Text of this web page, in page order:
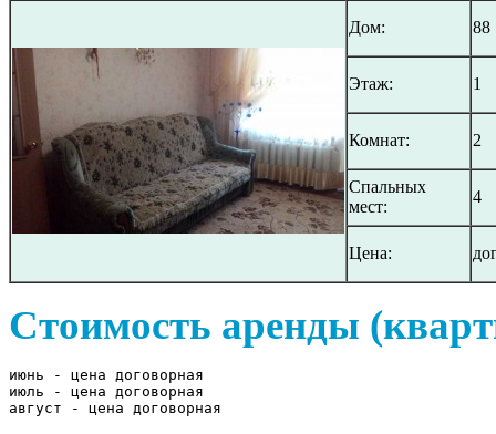
Дом: 88
Этаж: 1
Комнат: 2
Спальных
мест:
4
Цена:
Стоимость аренды
июнь - цена договорная
июль - цена договорная
август - цена договорная